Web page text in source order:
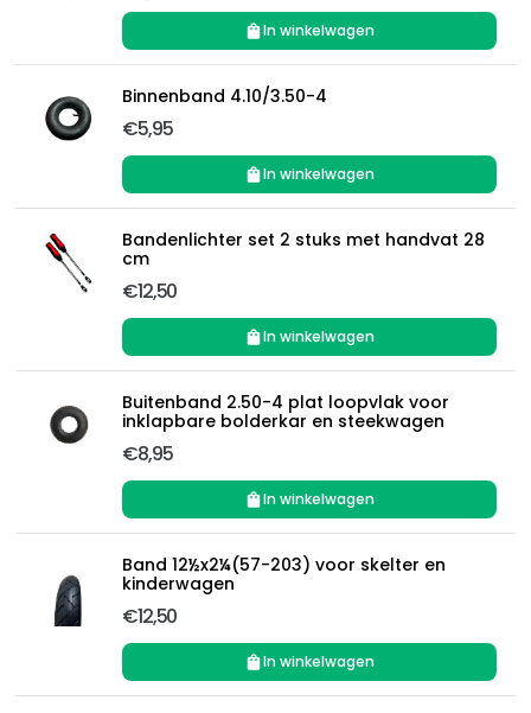
In winkelwagen
Binnenband 4.10/3.50-4
€5,95
In winkelwagen
Bandenlichter set 2 stuks met handvat 28
cm
€12,50
In winkelwagen
Buitenband 2.50-4 plat loopvlak voor
inklapbare bolderkar en steekwagen
€8,95
In winkelwagen
Band 12½x2¼(57-203) voor skelter en
kinderwagen
€12,50
In winkelwagen